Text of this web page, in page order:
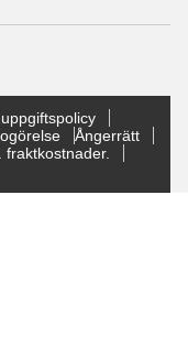
Ångerrätt